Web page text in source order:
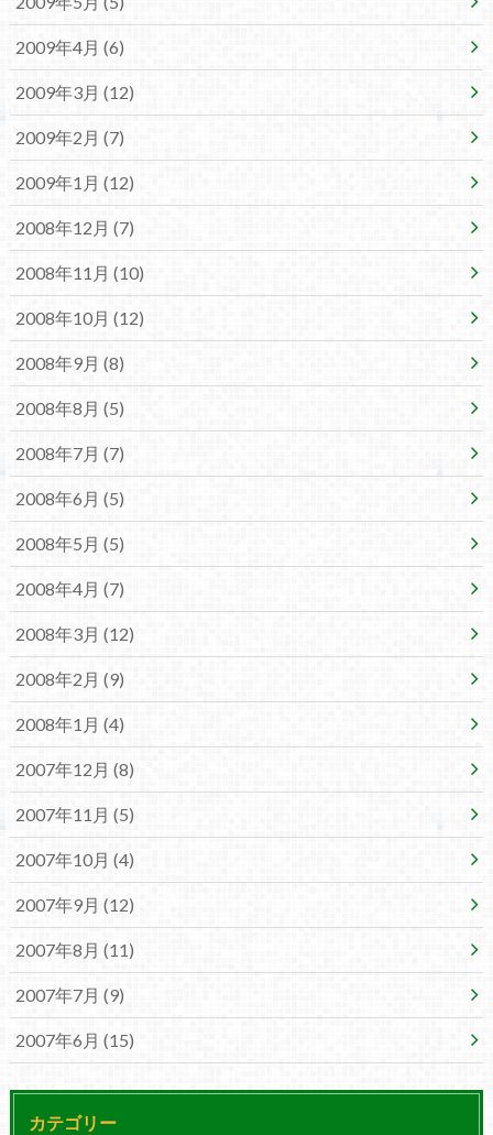
2009年4月 (6)
2009年3月 (12)
2009年2月 (7)
2009年1月 (12)
2008年12月 (7)
2008年11月 (10)
2008年10月 (12)
2008年9月 (8)
2008年8月 (5)
2008年7月 (7)
2008年6月 (5)
2008年5月 (5)
2008年4月 (7)
2008年3月 (12)
2008年2月 (9)
2008年1月 (4)
2007年12月 (8)
2007年11月 (5)
2007年10月 (4)
2007年9月 (12)
2007年8月 (11)
2007年7月 (9)
2007年6月 (15)
カテゴリー